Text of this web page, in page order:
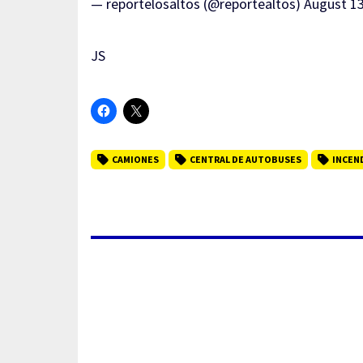
— reportelosaltos (@reportealtos) August
JS
CAMIONES CENTRAL DE AUTOBUSES